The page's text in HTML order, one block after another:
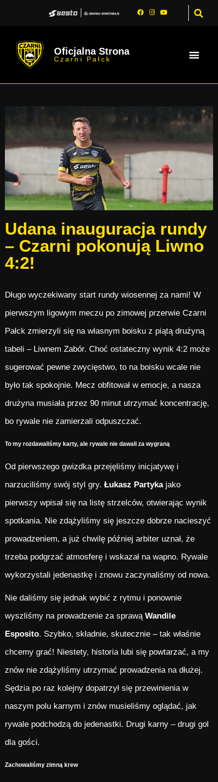
Oficjalna Strona
Czarni Pałck
Udana inauguracja rundy
– Czarni pokonują Liwno
4:2!
Długo wyczekiwany start rundy wiosennej za nami! W
pierwszym ligowym meczu po zimowej przerwie Czarni
Pałck zmierzyli się na własnym boisku z piątą drużyną
tabeli – Liwnem Zabór. Choć ostateczny wynik 4:2 może
sugerować pewne zwycięstwo, to na boisku wcale nie
było tak spokojnie. Mecz obfitował w emocje, a nasza
drużyna musiała przez 90 minut utrzymać koncentrację,
bo rywale nie zamierzali odpuszczać.
To my rozdawaliśmy karty, ale rywale nie dawali za wygraną
Od pierwszego gwizdka przejęliśmy inicjatywę i
narzuciliśmy swój styl gry. Łukasz Partykajako
pierwszy wpisał się na listę strzelców, otwierając wynik
spotkania. Nie zdążyliśmy się jeszcze dobrze nacieszyć
prowadzeniem, a już chwilę później arbiter uznał, że
trzeba podgrzać atmosferę i wskazał na wapno. Rywale
wykorzystali jedenastkę i znowu zaczynaliśmy od nowa.
Nie daliśmy się jednak wybić z rytmu i ponownie
wyszliśmy na prowadzenie za sprawą Wandile
Esposito. Szybko, składnie, skutecznie – tak właśnie
chcemy grać! Niestety, historia lubi się powtarzać, a my
znów nie zdążyliśmy utrzymać prowadzenia na dłużej.
Sędzia po raz kolejny dopatrzył się przewinienia w
naszym polu karnym i znów musieliśmy oglądać, jak
rywale podchodzą do jedenastki. Drugi karny – drugi gol
dla gości.
Zachowaliśmy zimną krew